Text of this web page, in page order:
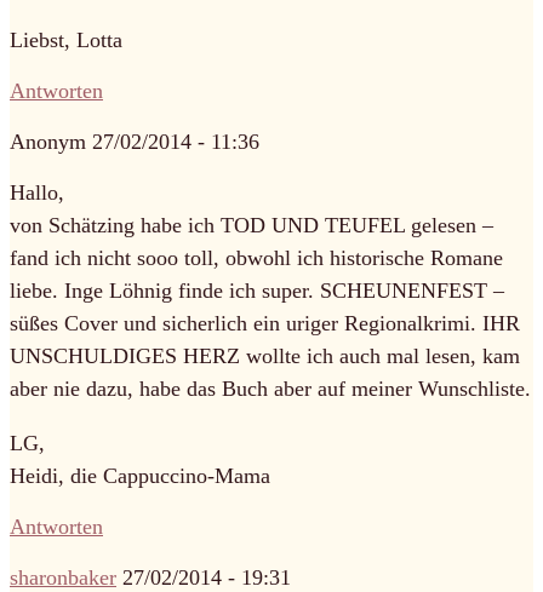
Liebst, Lotta
Antworten
Anonym 27/02/2014 - 11:36
Hallo,
von Schätzing habe ich TOD UND TEUFEL gelesen –
fand ich nicht sooo toll, obwohl ich historische Romane
liebe. Inge Löhnig finde ich super. SCHEUNENFEST –
süßes Cover und sicherlich ein uriger Regionalkrimi. IHR
UNSCHULDIGES HERZ wollte ich auch mal lesen, kam
aber nie dazu, habe das Buch aber auf meiner Wunschliste.
LG,
Heidi, die Cappuccino-Mama
Antworten
sharonbaker 27/02/2014 - 19:31